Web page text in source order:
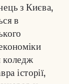
з Києва,
в
коледж
історії,